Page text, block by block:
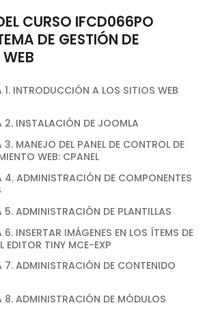
CURSO IFCD066PO
DE GESTIÓN DE
INTRODUCCIÓN A LOS SITIOS WEB
2. INSTALACIÓN DE JOOMLA
MANEJO DEL PANEL DE CONTROL DE
WEB: CPANEL
ADMINISTRACIÓN DE COMPONENTES
ADMINISTRACIÓN DE PLANTILLAS
INSERTAR IMÁGENES EN LOS ÍTEMS DE
EDITOR TINY MCE-EXP
ADMINISTRACIÓN DE CONTENIDO
ADMINISTRACIÓN DE MÓDULOS